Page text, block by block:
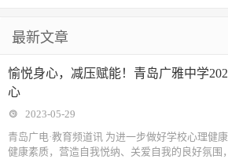
最新文章
愉悦身心，减压赋能！青岛广雅中学
心
2023-05-29
青岛广电·教育频道讯 为进一步做好学校心理健
健康素质，营造自我悦纳、关爱自我的良好氛围